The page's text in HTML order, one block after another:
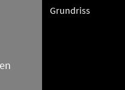
Grundriss